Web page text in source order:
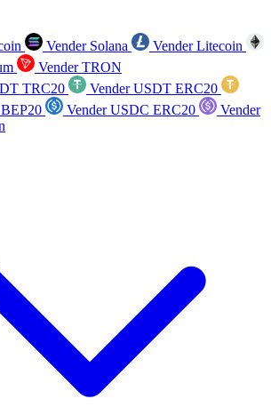
Vender Solana
Vender Litecoin
Vender TRON
TRC20
Vender USDT ERC20
Vender USDC ERC20
Vender